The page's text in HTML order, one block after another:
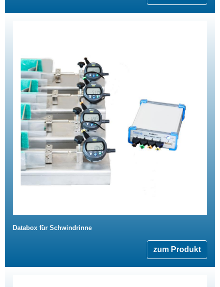
Databox für Schwindrinne
zum Produkt